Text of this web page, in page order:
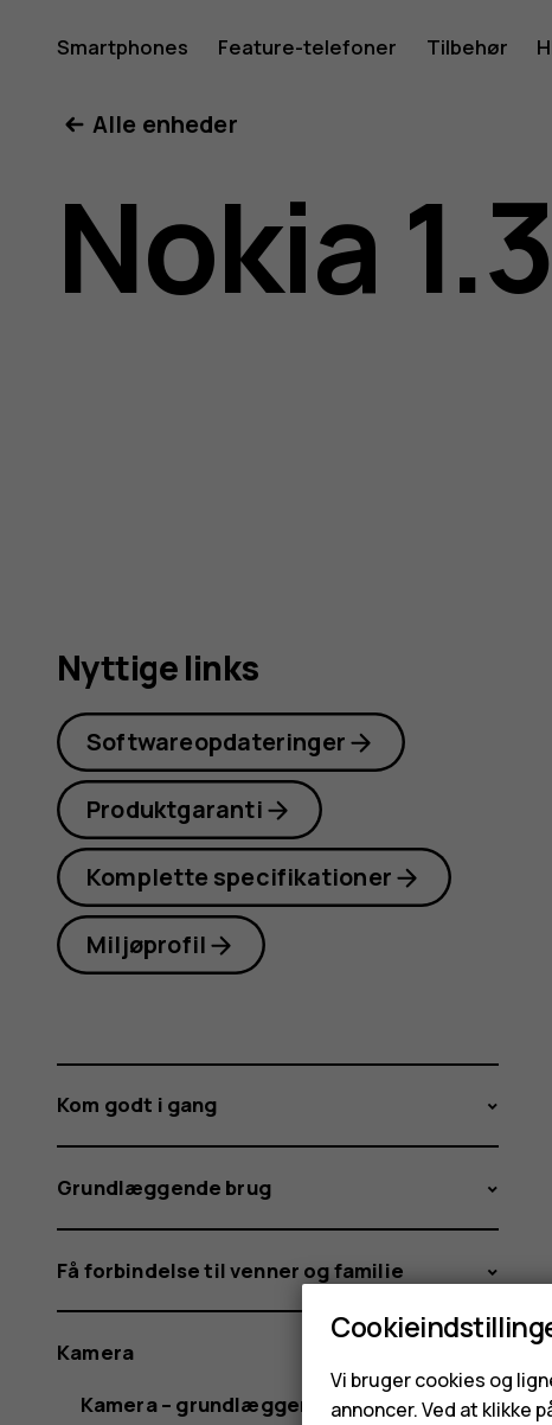
til
Nokia
Smartphones Feature-telefoner Tilbehør
Alle enheder
Nokia 1.3
Nyttige links
Softwareopdateringer
Produktgaranti
Komplette specifikationer
Miljøprofil
Kom godt i gang
Grundlæggende brug
Få forbindelse til venner og familie
Kamera
Kamera – grundlæggende brug
Vi bruger cookies og
annoncer. Ved at klikke